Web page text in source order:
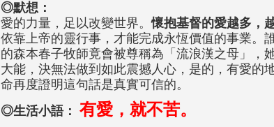
◎默想：
愛的力量，足以改變世界。懷抱基督的愛越多，
依靠上帝的靈行事，才能完成永恆價值的事業。
的森本春子牧師竟會被尊稱為「流浪漢之母」，
大能，決無法做到如此震撼人心，是的，有愛的
命再度證明這句話是真實可信的。
◎生活小語： 有愛，就不苦。